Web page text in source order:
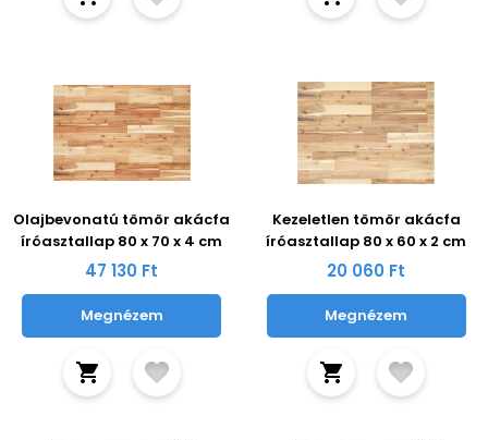
Olajbevonatú tömör akácfa
íróasztallap 80 x 70 x 4 cm
47 130 Ft
Megnézem
Kezeletlen tömör akácfa
íróasztallap 80 x 60 x 2 cm
20 060 Ft
Megnézem